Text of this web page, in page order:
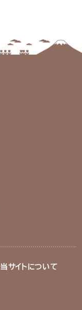
当サイトについて